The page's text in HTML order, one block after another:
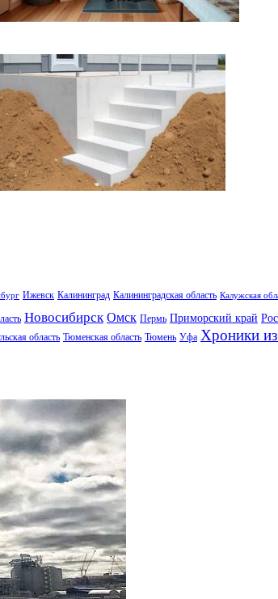
Ижевск Калининград Калининградская область Калужская
Новосибирск Омск Пермь Приморский край
область Тюменская область Тюмень Уфа Хроники